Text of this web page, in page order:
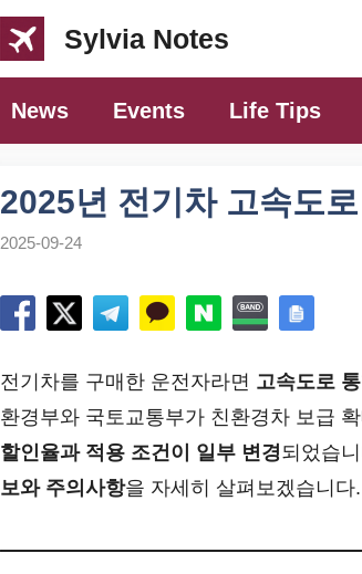
Sylvia Notes
News Events Life Tips
2025년 전기차 고속도
2025-09-24
전기차를 구매한 운전자라면 고속도로
환경부와 국토교통부가 친환경차 보급
할인율과 적용 조건이 일부 변경되었습
보와 주의사항을 자세히 살펴보겠습니다.